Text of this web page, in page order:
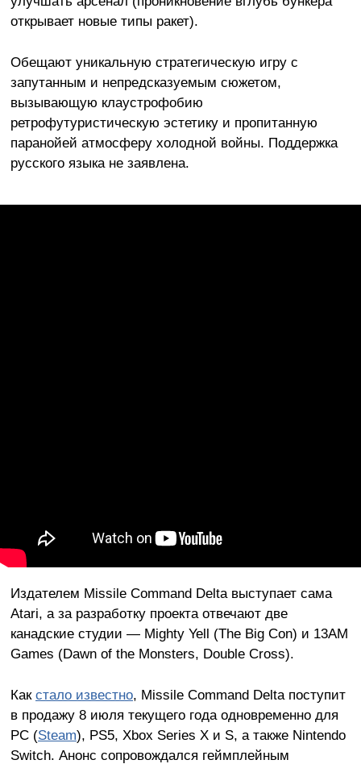
открывает новые типы ракет).
Обещают уникальную стратегическую игру с
запутанным и непредсказуемым сюжетом,
вызывающую клаустрофобию
ретрофутуристическую эстетику и пропитанную
паранойей атмосферу холодной войны. Поддержка
русского языка не заявлена.
Издателем Missile Command Delta выступает сама
Atari, а за разработку проекта отвечают две
канадские студии — Mighty Yell (The Big Con) и 13AM
Games (Dawn of the Monsters, Double Cross).
Как стало известно, Missile Command Delta поступит
в продажу 8 июля текущего года одновременно для
PC (Steam), PS5, Xbox Series X и S, а также Nintendo
Switch. Анонс сопровождался геймплейным